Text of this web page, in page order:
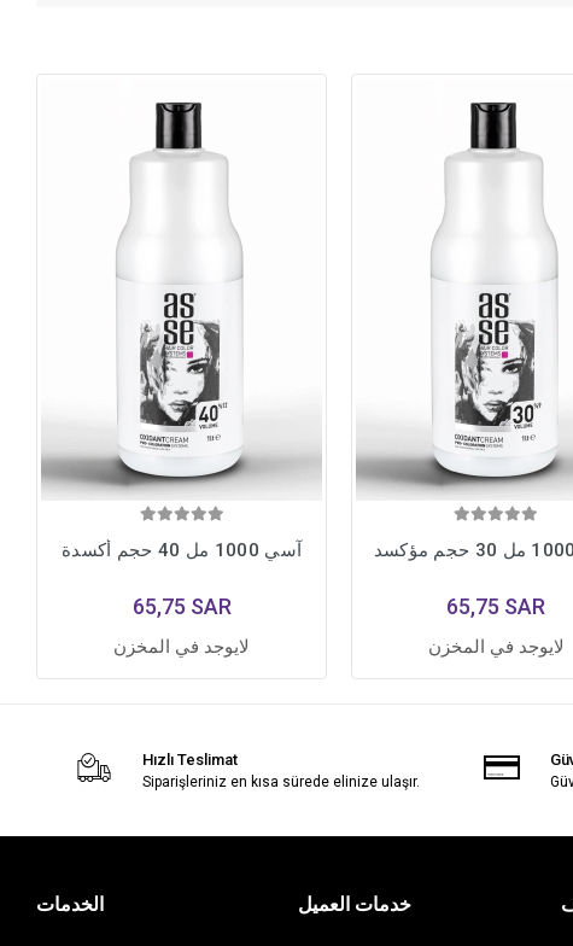
آسي 1000 مل 40 حجم أكسدة
65,75 SAR
لايوجد في المخزن
65,75 SAR
لايوجد في المخزن
Hızlı Teslimat
Siparişleriniz en kısa sürede elinize ulaşır.
الخدمات خدمات العميل